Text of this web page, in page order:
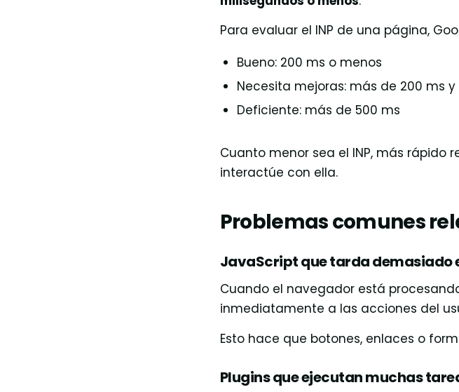
Para evaluar el INP de una página,
Bueno: 200 ms o menos
Necesita mejoras: más de 200 ms
Deficiente: más de 500 ms
Cuanto menor sea el INP, más rápido
interactúe con ella.
Problemas comunes
JavaScript que tarda demasiado
Cuando el navegador está
inmediatamente a las acciones del
Esto hace que botones, enlaces o
Plugins que ejecutan muchas